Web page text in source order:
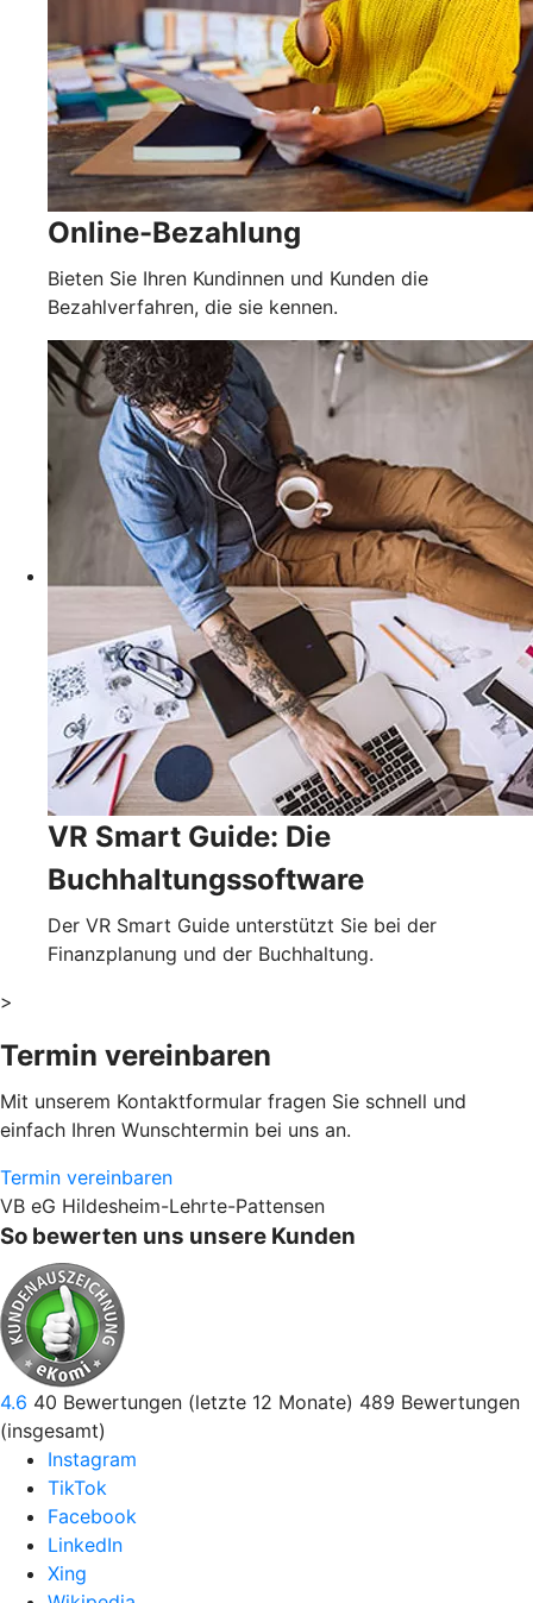
Online-Bezahlung
Bieten Sie Ihren Kundinnen und Kunden die
Bezahlverfahren, die sie kennen.
VR Smart Guide: Die
Buchhaltungssoftware
Der VR Smart Guide unterstützt Sie bei der
Finanzplanung und der Buchhaltung.
>
Termin vereinbaren
Mit unserem Kontaktformular fragen Sie schnell und
einfach Ihren Wunschtermin bei uns an.
Termin vereinbaren
VB eG Hildesheim-Lehrte-Pattensen
So bewerten uns unsere Kunden
4.6 40 Bewertungen (letzte 12 Monate) 489 Bewertungen
(insgesamt)
Instagram
TikTok
Facebook
LinkedIn
Xing